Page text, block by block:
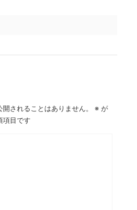
されることはありません。 ※ が
項目です